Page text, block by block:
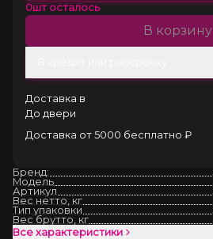
0шт осталось
В корзину
Доставка в
До двери
Доставка от 5000 бесплатно ₽
Бренд:
Модель
Артикул
Вес нетто, кг
Тип упаковки
Вес брутто, кг
Все характеристики